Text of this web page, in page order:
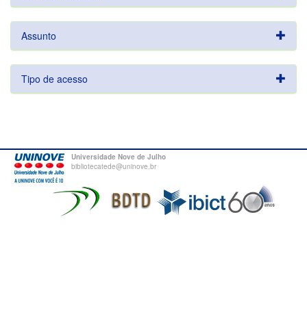
Assunto
Tipo de acesso
Universidade Nove de Julho
bibliotecatede@uninove.br